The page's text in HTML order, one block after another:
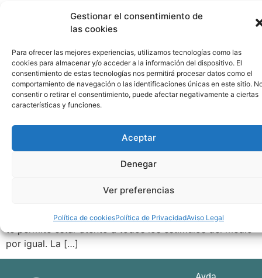
Gestionar el consentimiento de
las cookies
Para ofrecer las mejores experiencias, utilizamos tecnologías como las
cookies para almacenar y/o acceder a la información del dispositivo. El
consentimiento de estas tecnologías nos permitirá procesar datos como el
comportamiento de navegación o las identificaciones únicas en este sitio.
consentir o retirar el consentimiento, puede afectar negativamente a ciertas
características y funciones.
Aceptar
Denegar
Ver preferencias
Política de cookiesPolítica de PrivacidadAviso Legal
«Aquello en lo que pongamos nuestra atención se
fortalecerá en nuestra vida» Maharishi Mahesh Yogi La
atención humana es limitada… Y, si no tenemos en
¿Por qué es limitada? Como ya sabrás, tu cognición no
por igual. La […]